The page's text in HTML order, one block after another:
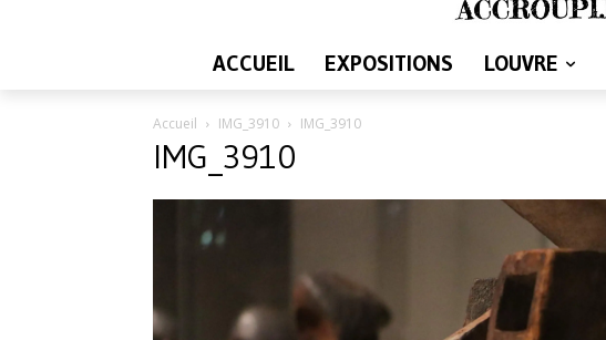
ACCUEIL EXPOSITIONS LOUVRE
Accueil IMG_3910 IMG_3910
IMG_3910